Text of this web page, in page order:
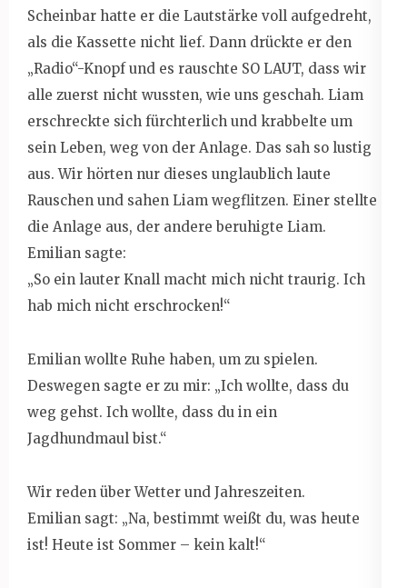
Scheinbar hatte er die Lautstärke voll aufgedreht,
als die Kassette nicht lief. Dann drückte er den
„Radio“-Knopf und es rauschte SO LAUT, dass wir
alle zuerst nicht wussten, wie uns geschah. Liam
erschreckte sich fürchterlich und krabbelte um
sein Leben, weg von der Anlage. Das sah so lustig
aus. Wir hörten nur dieses unglaublich laute
Rauschen und sahen Liam wegflitzen. Einer stellte
die Anlage aus, der andere beruhigte Liam.
Emilian sagte:
„So ein lauter Knall macht mich nicht traurig. Ich
hab mich nicht erschrocken!“
Emilian wollte Ruhe haben, um zu spielen.
Deswegen sagte er zu mir: „Ich wollte, dass du
weg gehst. Ich wollte, dass du in ein
Jagdhundmaul bist.“
Wir reden über Wetter und Jahreszeiten.
Emilian sagt: „Na, bestimmt weißt du, was heute
ist! Heute ist Sommer – kein kalt!“